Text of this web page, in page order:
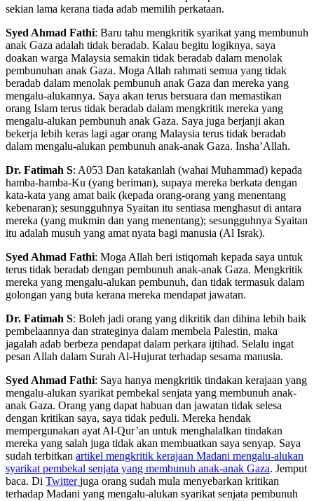
sekian lama kerana tiada adab memilih perkataan.
Syed Ahmad Fathi: Baru tahu mengkritik syarikat yang membunuh
anak Gaza adalah tidak beradab. Kalau begitu logiknya, saya
doakan warga Malaysia semakin tidak beradab dalam menolak
pembunuhan anak Gaza. Moga Allah rahmati semua yang tidak
beradab dalam menolak pembunuh anak Gaza dan mereka yang
mengalu-alukannya. Saya akan terus bersuara dan memastikan
orang Islam terus tidak beradab dalam mengkritik mereka yang
mengalu-alukan pembunuh anak Gaza. Saya juga berjanji akan
bekerja lebih keras lagi agar orang Malaysia terus tidak beradab
dalam mengalu-alukan pembunuh anak-anak Gaza. Insha’Allah.
Dr. Fatimah S: A053 Dan katakanlah (wahai Muhammad) kepada
hamba-hamba-Ku (yang beriman), supaya mereka berkata dengan
kata-kata yang amat baik (kepada orang-orang yang menentang
kebenaran); sesungguhnya Syaitan itu sentiasa menghasut di antara
mereka (yang mukmin dan yang menentang); sesungguhnya Syaitan
itu adalah musuh yang amat nyata bagi manusia (Al Israk).
Syed Ahmad Fathi: Moga Allah beri istiqomah kepada saya untuk
terus tidak beradab dengan pembunuh anak-anak Gaza. Mengkritik
mereka yang mengalu-alukan pembunuh, dan tidak termasuk dalam
golongan yang buta kerana mereka mendapat jawatan.
Dr. Fatimah S: Boleh jadi orang yang dikritik dan dihina lebih baik
pembelaannya dan strateginya dalam membela Palestin, maka
jagalah adab berbeza pendapat dalam perkara ijtihad. Selalu ingat
pesan Allah dalam Surah Al-Hujurat terhadap sesama manusia.
Syed Ahmad Fathi: Saya hanya mengkritik tindakan kerajaan yang
mengalu-alukan syarikat pembekal senjata yang membunuh anak-
anak Gaza. Orang yang dapat habuan dan jawatan tidak selesa
dengan kritikan saya, saya tidak peduli. Mereka hendak
mempergunakan ayat Al-Qur’an untuk menghalalkan tindakan
mereka yang salah juga tidak akan membuatkan saya senyap. Saya
sudah terbitkan artikel mengkritik kerajaan Madani mengalu-alukan
syarikat pembekal senjata yang membunuh anak-anak Gaza. Jemput
baca. Di Twitterjuga orang sudah mula menyebarkan kritikan
terhadap Madani yang mengalu-alukan syarikat senjata pembunuh